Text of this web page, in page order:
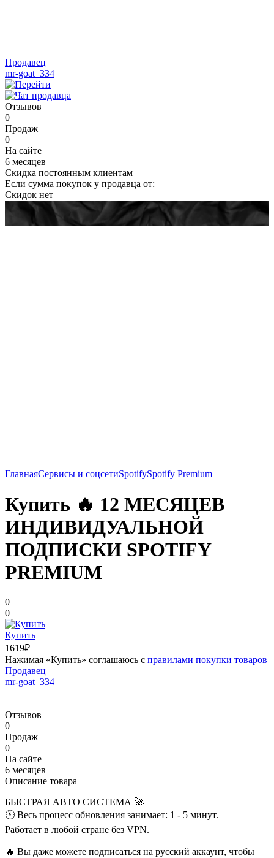
Продавец
mr-goat_334
Отзывов
0
Продаж
0
На сайте
6 месяцев
Скидка постоянным клиентам
Если сумма покупок у продавца от:
Скидок нет
ГлавнаяСервисы и соцсетиSpotifySpotify Premium
Купить 🔥 12 МЕСЯЦЕВ
ИНДИВИДУАЛЬНОЙ
ПОДПИСКИ SPOTIFY
PREMIUM
0
0
Купить
1619₽
Нажимая «Купить» соглашаюсь с правилами покупки товаров
Продавец
mr-goat_334
Отзывов
0
Продаж
0
На сайте
6 месяцев
Описание товара
БЫСТРАЯ АВТО СИСТЕМА 🚀
🕚 Весь процесс обновления занимает: 1 - 5 минут.
Работает в любой стране без VPN.
🔥 Вы даже можете подписаться на русский аккаунт, чтобы